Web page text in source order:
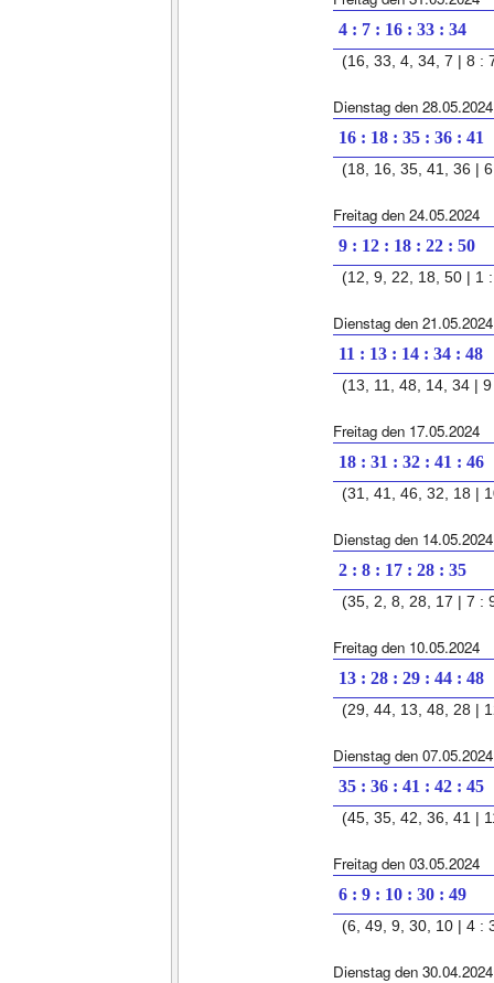
4 : 7 : 16 : 33 : 34
(16, 33, 4, 34, 7 | 8 :
Dienstag den 28.05.2024
16 : 18 : 35 : 36 : 41
(18, 16, 35, 41, 36 |
Freitag den 24.05.2024
9 : 12 : 18 : 22 : 50
(12, 9, 22, 18, 50 | 1
Dienstag den 21.05.2024
11 : 13 : 14 : 34 : 48
(13, 11, 48, 14, 34 |
Freitag den 17.05.2024
18 : 31 : 32 : 41 : 46
(31, 41, 46, 32, 18 |
Dienstag den 14.05.2024
2 : 8 : 17 : 28 : 35
(35, 2, 8, 28, 17 | 7 :
Freitag den 10.05.2024
13 : 28 : 29 : 44 : 48
(29, 44, 13, 48, 28 |
Dienstag den 07.05.2024
35 : 36 : 41 : 42 : 45
(45, 35, 42, 36, 41 |
Freitag den 03.05.2024
6 : 9 : 10 : 30 : 49
(6, 49, 9, 30, 10 | 4 :
Dienstag den 30.04.2024